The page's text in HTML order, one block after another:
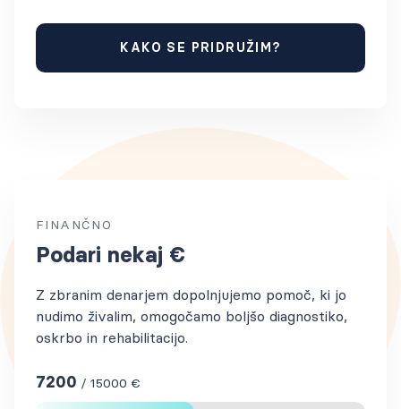
KAKO SE PRIDRUŽIM?
FINANČNO
Podari nekaj €
Z zbranim denarjem dopolnjujemo pomoč, ki jo
nudimo živalim, omogočamo boljšo diagnostiko,
oskrbo in rehabilitacijo.
7200 / 15000 €